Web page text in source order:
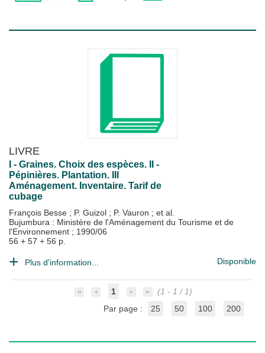
LIVRE
I - Graines. Choix des espèces. II -
Pépinières. Plantation. III
Aménagement. Inventaire. Tarif de
cubage
François Besse ; P. Guizol ; P. Vauron ; et al.
Bujumbura : Ministère de l'Aménagement du Tourisme et de
l'Environnement ; 1990/06
56 + 57 + 56 p.
Plus d'information... Disponible
1
(1 - 1 / 1)
Par page :
25 50 100 200